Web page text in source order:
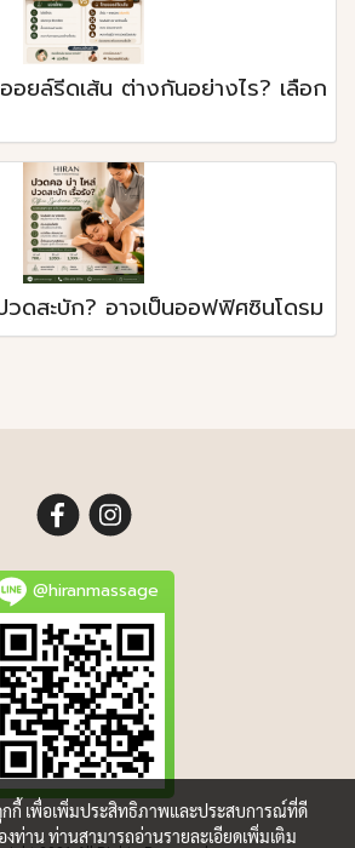
อยล์รีดเส้น ต่างกันอย่างไร? เลือก
ดสะบัก? อาจเป็นออฟฟิศซินโดรม
@hiranmassage
กกี้ เพื่อเพิ่มประสิทธิภาพและประสบการณ์ที่ดี
งท่าน ท่านสามารถอ่านรายละเอียดเพิ่มเติม